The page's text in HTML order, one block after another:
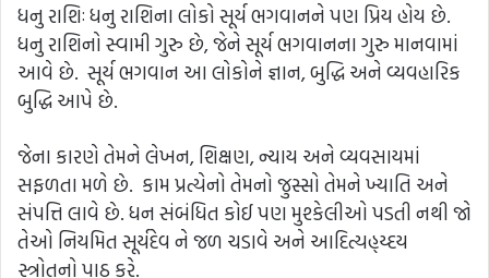
ધનુ રાશિઃ ધનુ રાશિના લોકો સૂર્ય ભગવાનને પણ પ્રિય હોય છે.
ધનુ રાશિનો સ્વામી ગુરુ છે, જેને સૂર્ય ભગવાનના ગુરુ માનવામાં
આવે છે. સૂર્ય ભગવાન આ લોકોને જ્ઞાન, બુદ્ધિ અને વ્યવહારિક
બુદ્ધિ આપે છે.
જેના કારણે તેમને લેખન, શિક્ષણ, ન્યાય અને વ્યવસાયમાં
સફળતા મળે છે. કામ પ્રત્યેનો તેમનો જુસ્સો તેમને ખ્યાતિ અને
સંપત્તિ લાવે છે. ધન સંબંધિત કોઈ પણ મુશ્કેલીઓ પડતી નથી જો
તેઓ નિયમિત સૂર્યદેવ ને જળ ચડાવે અને આદિત્યહ્ય્દય
સ્ત્રોતનો પાઠ કરે.